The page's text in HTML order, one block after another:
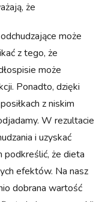
że
odchudzające może
z tego, że
może
Ponadto, dzięki
z niskim
W rezultacie
i uzyskać
że dieta
efektów. Na nasz
dobrana wartość